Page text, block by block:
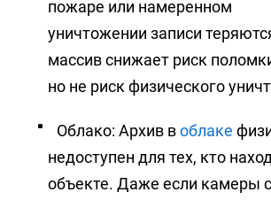
пожаре или намеренном
уничтожении записи
массив снижает риск
но не риск физического
Облако: Архив воблаке
недоступен для тех, кто
объекте. Даже если камеры